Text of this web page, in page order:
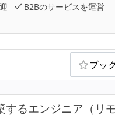
B2Bのサービスを運営
ブッ
するエンジニア（リ